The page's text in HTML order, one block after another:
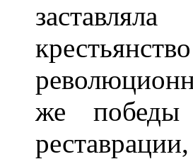
же победы